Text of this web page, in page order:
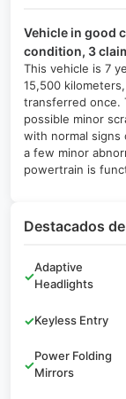
Vehicle in good
condition, 3
This vehicle is 7
15,500
transferred once.
possible minor
with normal signs
a few minor
powertrain is
Destacados
✓
Adaptive
Headlights
✓Keyless Entry
✓
Power Folding
Mirrors